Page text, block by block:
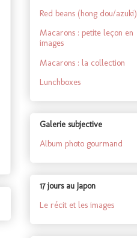
Red beans (hong dou/azuki)
Macarons : petite leçon en
images
Macarons : la collection
Lunchboxes
Galerie subjective
Album photo gourmand
17 jours au Japon
Le récit et les images